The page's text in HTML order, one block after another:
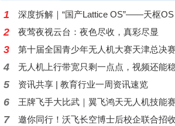
1
2 夜莺夜视云台：夜色尽收，真彩尽显
3
4 无人机上行带宽只剩一点点，视频还能
5 资讯共享 | 教育行业一周资讯速览
6
7